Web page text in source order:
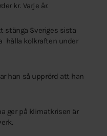
kr. Varje år.
stänga Sveriges sista
hålla kolkraften under
han så upprörd att han
ger på klimatkrisen är